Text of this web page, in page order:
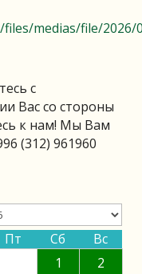
medias/file/2026/
с
Вас со стороны
к нам! Мы Вам
(312) 961960
Пт Сб
Вс
1
2